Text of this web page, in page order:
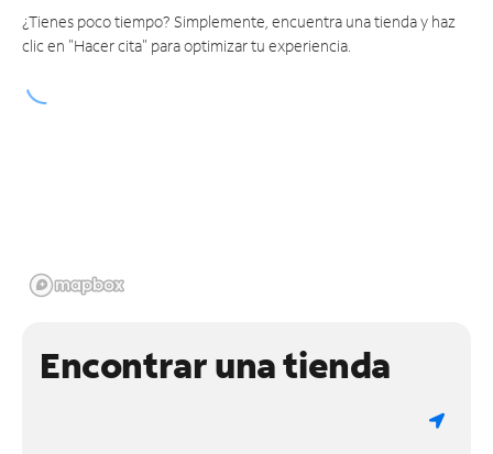
¿Tienes poco tiempo? Simplemente, encuentra una tienda y haz
clic en "Hacer cita" para optimizar tu experiencia.
Encontrar una tienda